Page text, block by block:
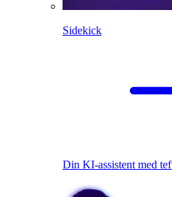
Sidekick
Din KI-assistent med